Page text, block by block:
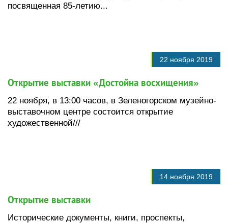
посвященная 85-летию...
22 ноября 2019
Открытие выставки «Достойна восхищения»
22 ноября, в 13:00 часов, в Зеленогорском музейно-
выставочном центре состоится открытие
художественной///
14 ноября 2019
Открытие выставки
Исторические документы, книги, проспекты,